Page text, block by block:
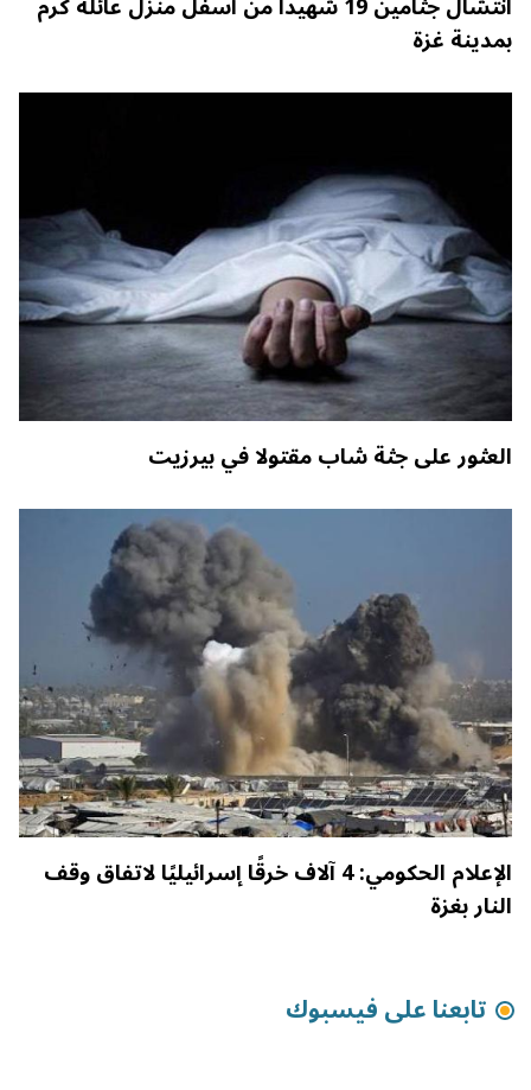
بمدينة غزة
العثور على جثة شاب مقتولا في بيرزيت
الإعلام الحكومي: 4 آلاف خرقًا إسرائيليًا لاتفاق وقف
النار بغزة
تابعنا على فيسبوك